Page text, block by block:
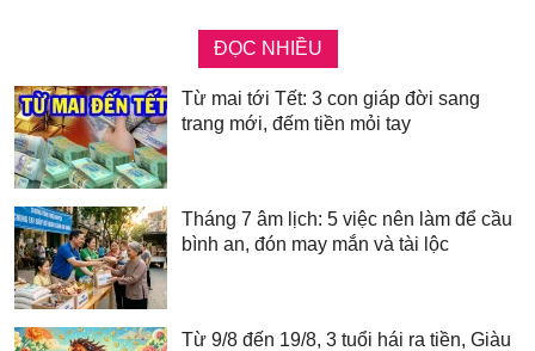
ĐỌC NHIỀU
Từ mai tới Tết: 3 con giáp đời sang
trang mới, đếm tiền mỏi tay
Tháng 7 âm lịch: 5 việc nên làm để cầu
bình an, đón may mắn và tài lộc
Từ 9/8 đến 19/8, 3 tuổi hái ra tiền, Giàu